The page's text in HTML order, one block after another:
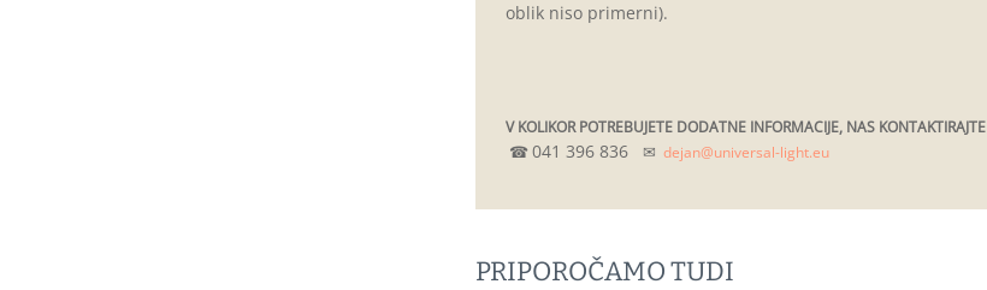
oblik niso primerni).
V KOLIKOR POTREBUJETE DODATNE INFORMACIJE, NAS KONTAKTIRAJTE
☎041 396 836 ✉ dejan@universal-light.eu
PRIPOROČAMO TUDI